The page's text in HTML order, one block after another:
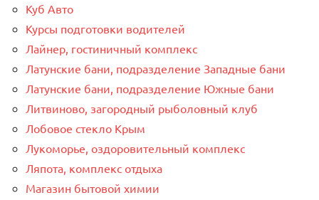
Куб Авто
Курсы подготовки водителей
Лайнер, гостиничный комплекс
Латунские бани, подразделение Западные бани
Латунские бани, подразделение Южные бани
Литвиново, загородный рыболовный клуб
Лобовое стекло Крым
Лукоморье, оздоровительный комплекс
Ляпота, комплекс отдыха
Магазин бытовой химии